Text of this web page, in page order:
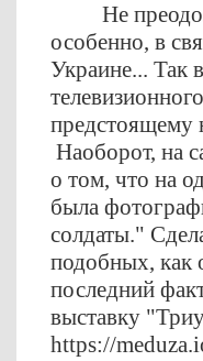
Не
особенно, в
Украине... Так
предстоящему
Наоборот, на
о том, что на
была
солдаты."
подобных,
последний
выставку
https://